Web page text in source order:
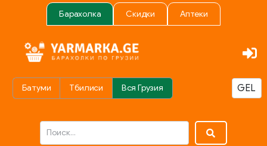
Барахолка Скидки Аптеки
Батуми Тбилиси Вся Грузия